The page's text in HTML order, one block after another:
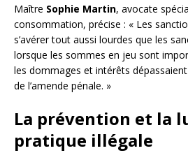
Maître Sophie Martin, avocate
consommation, précise : « Les
s’avérer tout aussi lourdes que les
lorsque les sommes en jeu sont
les dommages et intérêts
de l’amende pénale. »
La prévention et la
pratique illégale